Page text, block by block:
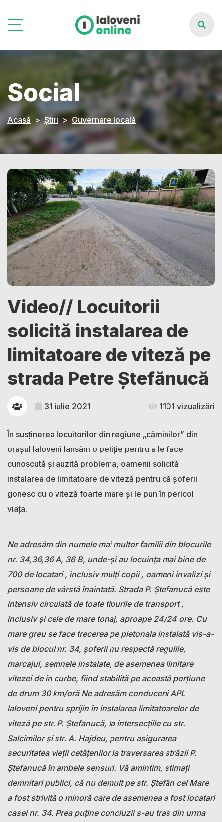
Social
Acasă Știri Guvernare locală
Video// Locuitorii
solicită instalarea de
limitatoare de viteză pe
strada Petre Ștefănucă
31 iulie 2021 1101 vizualizări
În susținerea locuitorilor din regiune „căminilor” din
orașul Ialoveni lansăm o petiție pentru a le face
cunoscută și auzită problema, oamenii solicită
instalarea de limitatoare de viteză pentru că șoferii
gonesc cu o viteză foarte mare și le pun în pericol
viața.
Ne adresăm din numele mai multor familii din blocurile
nr. 34,36,36 A, 36 B, unde-și au locuința mai bine de
700 de locatari , inclusiv mulți copii , oameni invalizi și
persoane de vârstă înaintată. Strada P. Ștefanucă este
intensiv circulată de toate tipurile de transport ,
inclusiv și cele de mare tonaj, aproape 24/24 ore. Cu
mare greu se face trecerea pe pietonala instalată vis-a-
vis de blocul nr. 34, șoferii nu respectă regulile,
marcajul, semnele instalate, de asemenea limitare
vitezei de în curbe, fiind stabilită pe această porțiune
de drum 30 km/oră Ne adresăm conducerii APL
laloveni pentru sprijin în instalarea limitatoarelor de
viteză pe str. P. Ștefanucă, la intersecțiile cu str.
Salcîmilor și str. A. Hajdeu, pentru asigurarea
securitatea vieții cetățenilor la traversarea străzii P.
Ștefanucă în ambele sensuri. Vă amintim, stimați
demnitari publici, că nu demult pe str. Ștefân cel Mare
a fost strivită o minoră care de asemenea a fost locatari
casei nr. 34. Prea puține concluzii s-au tras din urma